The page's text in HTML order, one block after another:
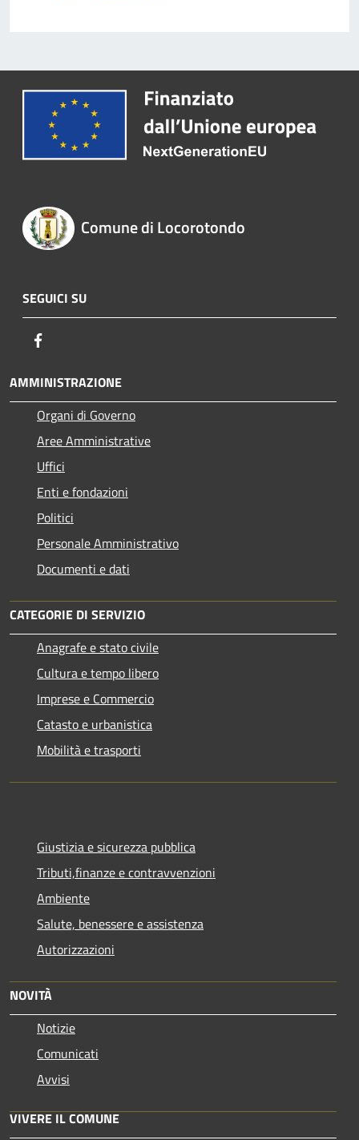
Comune di Locorotondo
SEGUICI SU
AMMINISTRAZIONE
Organi di Governo
Aree Amministrative
Uffici
Enti e fondazioni
Politici
Personale Amministrativo
Documenti e dati
CATEGORIE DI SERVIZIO
Anagrafe e stato civile
Cultura e tempo libero
Imprese e Commercio
Catasto e urbanistica
Mobilità e trasporti
Giustizia e sicurezza pubblica
Tributi,finanze e contravvenzioni
Ambiente
Salute, benessere e assistenza
Autorizzazioni
NOVITÀ
Notizie
Comunicati
Avvisi
VIVERE IL COMUNE